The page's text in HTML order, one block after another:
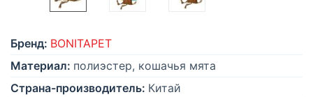
Бренд: BONITAPET
Материал: полиэстер, кошачья мята
Страна-производитель: Китай